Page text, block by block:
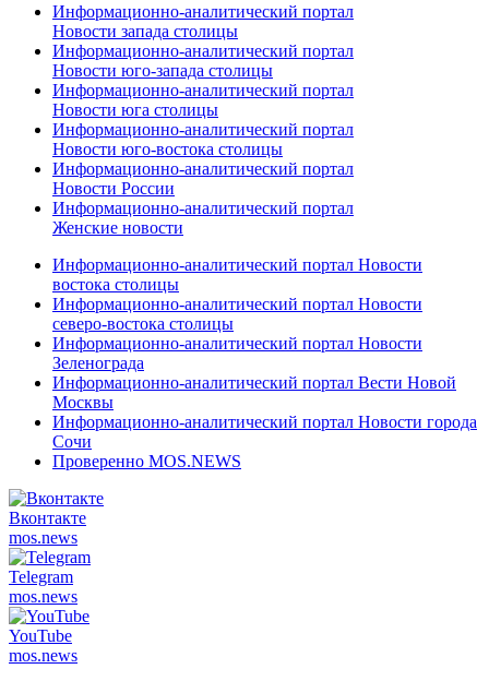
Информационно-аналитический портал
Новости запада столицы
Информационно-аналитический портал
Новости юго-запада столицы
Информационно-аналитический портал
Новости юга столицы
Информационно-аналитический портал
Новости юго-востока столицы
Информационно-аналитический портал
Новости России
Информационно-аналитический портал
Женские новости
Информационно-аналитический портал Новости
востока столицы
Информационно-аналитический портал Новости
северо-востока столицы
Информационно-аналитический портал Новости
Зеленограда
Информационно-аналитический портал Вести Новой
Москвы
Информационно-аналитический портал Новости города
Сочи
Проверенно MOS.NEWS
Вконтакте
mos.news
Telegram
mos.news
YouTube
mos.news